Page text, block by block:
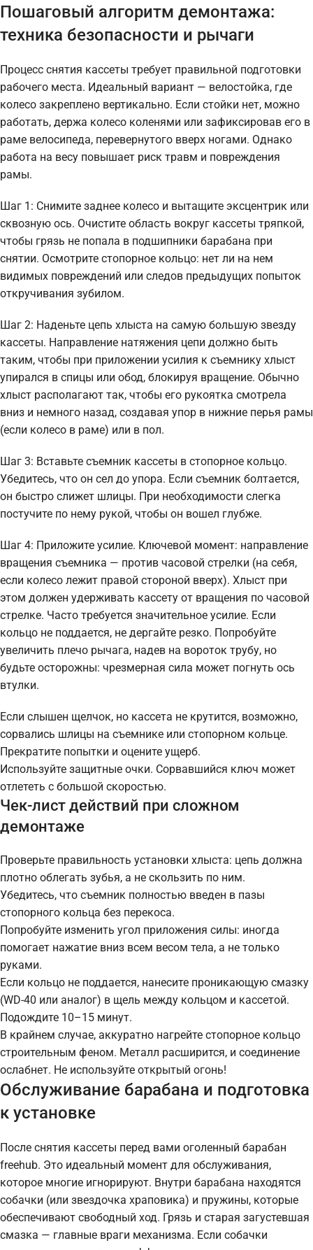
Пошаговый алгоритм демонтажа:
техника безопасности и рычаги
Процесс снятия кассеты требует правильной подготовки
рабочего места. Идеальный вариант — велостойка, где
колесо закреплено вертикально. Если стойки нет, можно
работать, держа колесо коленями или зафиксировав его в
раме велосипеда, перевернутого вверх ногами. Однако
работа на весу повышает риск травм и повреждения
рамы.
Шаг 1: Снимите заднее колесо и вытащите эксцентрик или
сквозную ось. Очистите область вокруг кассеты тряпкой,
чтобы грязь не попала в подшипники барабана при
снятии. Осмотрите стопорное кольцо: нет ли на нем
видимых повреждений или следов предыдущих попыток
откручивания зубилом.
Шаг 2: Наденьте цепь хлыста на самую большую звезду
кассеты. Направление натяжения цепи должно быть
таким, чтобы при приложении усилия к съемнику хлыст
упирался в спицы или обод, блокируя вращение. Обычно
хлыст располагают так, чтобы его рукоятка смотрела
вниз и немного назад, создавая упор в нижние перья рамы
(если колесо в раме) или в пол.
Шаг 3: Вставьте съемник кассеты в стопорное кольцо.
Убедитесь, что он сел до упора. Если съемник болтается,
он быстро слижет шлицы. При необходимости слегка
постучите по нему рукой, чтобы он вошел глубже.
Шаг 4: Приложите усилие. Ключевой момент: направление
вращения съемника — против часовой стрелки (на себя,
если колесо лежит правой стороной вверх). Хлыст при
этом должен удерживать кассету от вращения по часовой
стрелке. Часто требуется значительное усилие. Если
кольцо не поддается, не дергайте резко. Попробуйте
увеличить плечо рычага, надев на вороток трубу, но
будьте осторожны: чрезмерная сила может погнуть ось
втулки.
Если слышен щелчок, но кассета не крутится, возможно,
сорвались шлицы на съемнике или стопорном кольце.
Прекратите попытки и оцените ущерб.
Используйте защитные очки. Сорвавшийся ключ может
отлететь с большой скоростью.
Чек-лист действий при сложном
демонтаже
Проверьте правильность установки хлыста: цепь должна
плотно облегать зубья, а не скользить по ним.
Убедитесь, что съемник полностью введен в пазы
стопорного кольца без перекоса.
Попробуйте изменить угол приложения силы: иногда
помогает нажатие вниз всем весом тела, а не только
руками.
Если кольцо не поддается, нанесите проникающую смазку
(WD-40 или аналог) в щель между кольцом и кассетой.
Подождите 10–15 минут.
В крайнем случае, аккуратно нагрейте стопорное кольцо
строительным феном. Металл расширится, и соединение
ослабнет. Не используйте открытый огонь!
Обслуживание барабана и подготовка
к установке
После снятия кассеты перед вами оголенный барабан
freehub. Это идеальный момент для обслуживания,
которое многие игнорируют. Внутри барабана находятся
собачки (или звездочка храповика) и пружины, которые
обеспечивают свободный ход. Грязь и старая загустевшая
смазка — главные враги механизма. Если собачки